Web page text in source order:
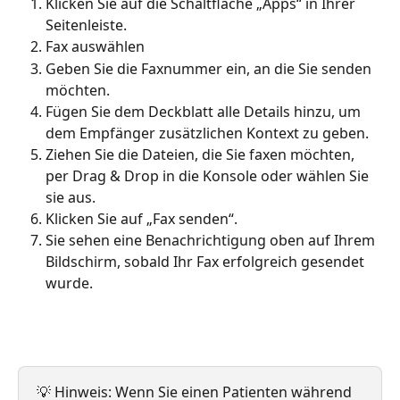
Seitenleiste.
Fax auswählen
Geben Sie die Faxnummer ein, an die Sie senden
möchten.
Fügen Sie dem Deckblatt alle Details hinzu, um
dem Empfänger zusätzlichen Kontext zu geben.
Ziehen Sie die Dateien, die Sie faxen möchten,
per Drag & Drop in die Konsole oder wählen Sie
sie aus.
Klicken Sie auf „Fax senden“.
Sie sehen eine Benachrichtigung oben auf Ihrem
Bildschirm, sobald Ihr Fax erfolgreich gesendet
wurde.
💡 Hinweis: Wenn Sie einen Patienten während